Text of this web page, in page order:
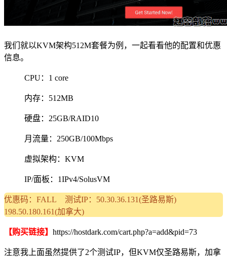
我们就以KVM架构512M套餐为例，一起看看他的配置和优惠
信息。
CPU：1 core
内存：512MB
硬盘：25GB/RAID10
月流量：250GB/100Mbps
虚拟架构：KVM
IP/面板：1IPv4/SolusVM
优惠码：FALL 测试IP：50.30.36.131(圣路易斯)
198.50.180.161(加拿大)
【购买链接】 https://hostdark.com/cart.php?a=add&pid=73
注意我上面虽然提供了2个测试IP，但KVM仅圣路易斯，加拿